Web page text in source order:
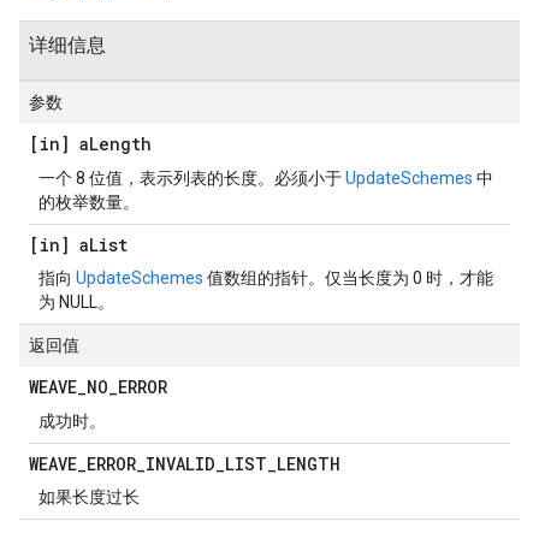
详细信息
参数
[in] aLength
一个 8 位值，表示列表的长度。必须小于UpdateSchemes 中
的枚举数量。
[in] aList
指向 UpdateSchemes 值数组的指针。仅当长度为 0 时，才能
为 NULL。
返回值
WEAVE_NO_ERROR
成功时。
WEAVE_ERROR_INVALID_LIST_LENGTH
如果长度过长